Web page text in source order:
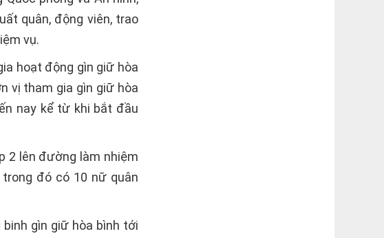
quân, động viên, trao
vụ.
hoạt động gìn giữ hòa
vị tham gia gìn giữ hòa
nay kể từ khi bắt đầu
2 lên đường làm nhiệm
đó có 10 nữ quân
gìn giữ hòa bình tới